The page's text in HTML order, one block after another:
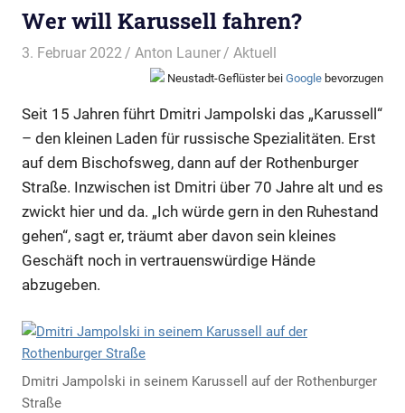
Wer will Karussell fahren?
3. Februar 2022 Anton Launer Aktuell
Neustadt-Geflüster bei Google bevorzugen
Seit 15 Jahren führt Dmitri Jampolski das „Karussell“
– den kleinen Laden für russische Spezialitäten. Erst
auf dem Bischofsweg, dann auf der Rothenburger
Straße. Inzwischen ist Dmitri über 70 Jahre alt und es
zwickt hier und da. „Ich würde gern in den Ruhestand
gehen“, sagt er, träumt aber davon sein kleines
Geschäft noch in vertrauenswürdige Hände
abzugeben.
Dmitri Jampolski in seinem Karussell auf der Rothenburger
Straße